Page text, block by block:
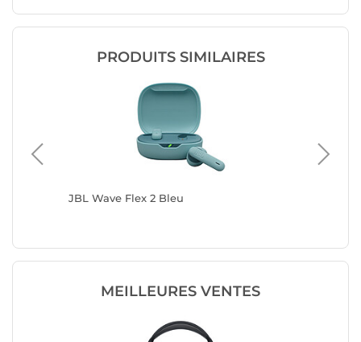
PRODUITS SIMILAIRES
JBL Wave Flex 2 Bleu
MEILLEURES VENTES